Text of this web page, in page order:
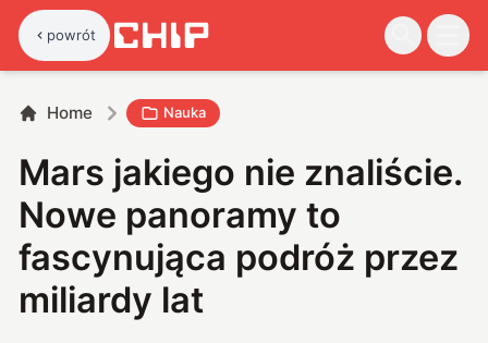
powrót
Home Nauka
Mars jakiego nie znaliście.
Nowe panoramy to
fascynująca podróż przez
miliardy lat